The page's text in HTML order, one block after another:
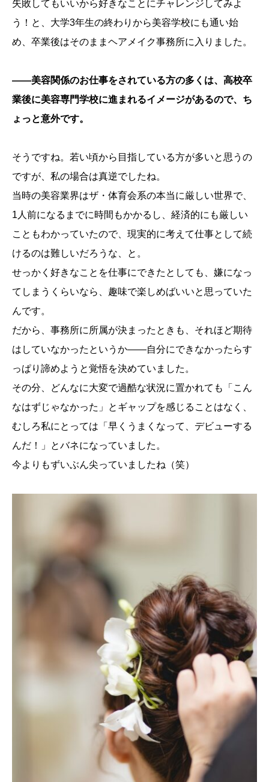
失敗してもいいから好きなことにチャレンジしてみよ
う！と、大学3年生の終わりから美容学校にも通い始
め、卒業後はそのままヘアメイク事務所に入りました。
――美容関係のお仕事をされている方の多くは、高校卒
業後に美容専門学校に進まれるイメージがあるので、ち
ょっと意外です。
そうですね。若い頃から目指している方が多いと思うの
ですが、私の場合は真逆でしたね。
当時の美容業界はザ・体育会系の本当に厳しい世界で、
1人前になるまでに時間もかかるし、経済的にも厳しい
こともわかっていたので、現実的に考えて仕事として続
けるのは難しいだろうな、と。
せっかく好きなことを仕事にできたとしても、嫌になっ
てしまうくらいなら、趣味で楽しめばいいと思っていた
んです。
だから、事務所に所属が決まったときも、それほど期待
はしていなかったというか――自分にできなかったらす
っぱり諦めようと覚悟を決めていました。
その分、どんなに大変で過酷な状況に置かれても「こん
なはずじゃなかった」とギャップを感じることはなく、
むしろ私にとっては「早くうまくなって、デビューする
んだ！」とバネになっていました。
今よりもずいぶん尖っていましたね（笑）